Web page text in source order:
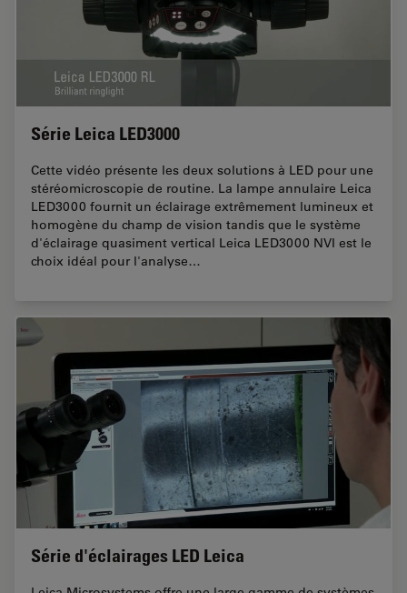
Série Leica LED3000
Cette vidéo présente les deux solutions à LED pour une
stéréomicroscopie de routine. La lampe annulaire Leica
LED3000 fournit un éclairage extrêmement lumineux et
homogène du champ de vision tandis que le système
d'éclairage quasiment vertical Leica LED3000 NVI est le
choix idéal pour l'analyse…
Série d'éclairages LED Leica